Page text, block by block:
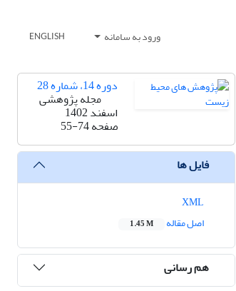
ورود به سامانه ENGLISH
دوره 14، شماره 28
مجله پژوهشی
اسفند 1402
صفحه55-74
فایل ها
اصل مقاله
1.45 M
هم رسانی